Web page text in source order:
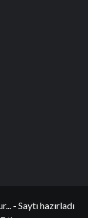
- Saytı hazırladı